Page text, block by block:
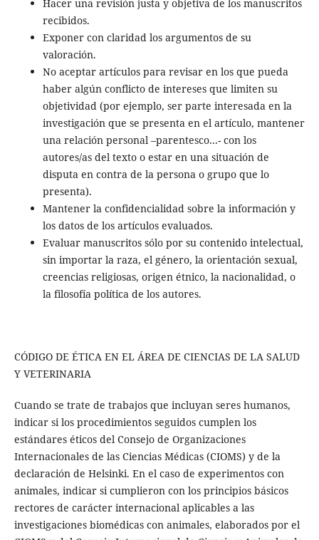
Hacer una revisión justa y objetiva de los manuscritos
recibidos.
Exponer con claridad los argumentos de su
valoración.
No aceptar artículos para revisar en los que pueda
haber algún conflicto de intereses que limiten su
objetividad (por ejemplo, ser parte interesada en la
investigación que se presenta en el artículo, mantener
una relación personal –parentesco...- con los
autores/as del texto o estar en una situación de
disputa en contra de la persona o grupo que lo
presenta).
Mantener la confidencialidad sobre la información y
los datos de los artículos evaluados.
Evaluar manuscritos sólo por su contenido intelectual,
sin importar la raza, el género, la orientación sexual,
creencias religiosas, origen étnico, la nacionalidad, o
la filosofía política de los autores.
CÓDIGO DE ÉTICA EN EL ÁREA DE CIENCIAS DE LA SALUD
Y VETERINARIA
Cuando se trate de trabajos que incluyan seres humanos,
indicar si los procedimientos seguidos cumplen los
estándares éticos del Consejo de Organizaciones
Internacionales de las Ciencias Médicas (CIOMS) y de la
declaración de Helsinki. En el caso de experimentos con
animales, indicar si cumplieron con los principios básicos
rectores de carácter internacional aplicables a las
investigaciones biomédicas con animales, elaborados por el